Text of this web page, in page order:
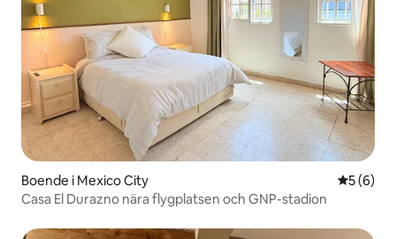
Boende i Mexico City 5 av 5 i
5 (6)
Casa El Durazno nära flygplatsen och GNP-stadion